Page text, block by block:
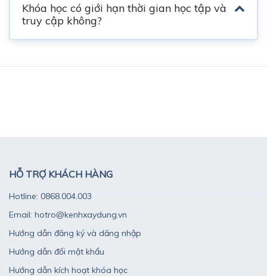
Khóa học có giới hạn thời gian học tập và
truy cập không?
HỖ TRỢ KHÁCH HÀNG
Hotline: 0868.004.003
Email: hotro@kenhxaydung.vn
Hướng dẫn đăng ký và dăng nhập
Hướng dẫn đổi mật khẩu
Hướng dẫn kích hoạt khóa học